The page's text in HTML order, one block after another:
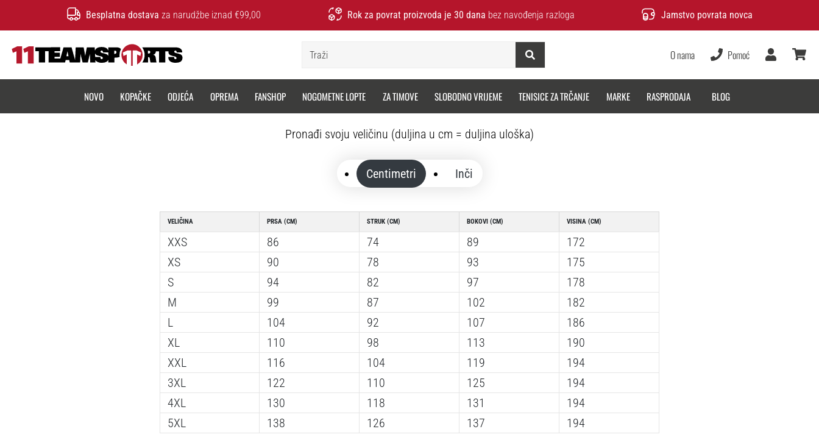
Besplatna dostava za narudžbe iznad €99,00 Rok za povrat proizvoda je 30 dana bez navođenja razloga Jamstvo povrata novca
O nama Pomoć
Korisnik
NOVO KOPAČKE ODJEĆA OPREMA FANSHOP NOGOMETNE LOPTE ZA TIMOVE SLOBODNO VRIJEME TENISICE ZA TRČANJE MARKE RASPRODAJA BLOG
Pronađi svoju veličinu (duljina u cm = duljina uloška)
Centimetri Inči
VELIČINA
XXS
XS
S
M
L
XL
XXL
3XL
4XL
5XL
PRSA (CM)
86
90
94
99
104
110
116
122
130
138
STRUK (CM)
74
78
82
87
92
98
104
110
118
126
BOKOVI (CM)
89
93
97
102
107
113
119
125
131
137
VISINA (CM)
172
175
178
182
186
190
194
194
194
194